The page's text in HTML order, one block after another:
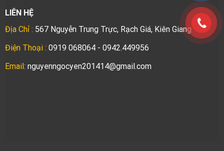
LIÊN HỆ
Địa Chỉ : 567 Nguyễn Trung Trực, Rạch Giá, Kiên Giang
Điện Thoại : 0919 068064 - 0942.449956
Email: nguyenngocyen201414@gmail.com